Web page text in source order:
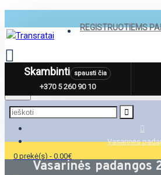
REGISTRUOTIEMS
Menu
0 prekė(s) - 0.00€
Skambinti spausti čia
+370 5 260 90 10
Vasarinės
Vasarinės padangos